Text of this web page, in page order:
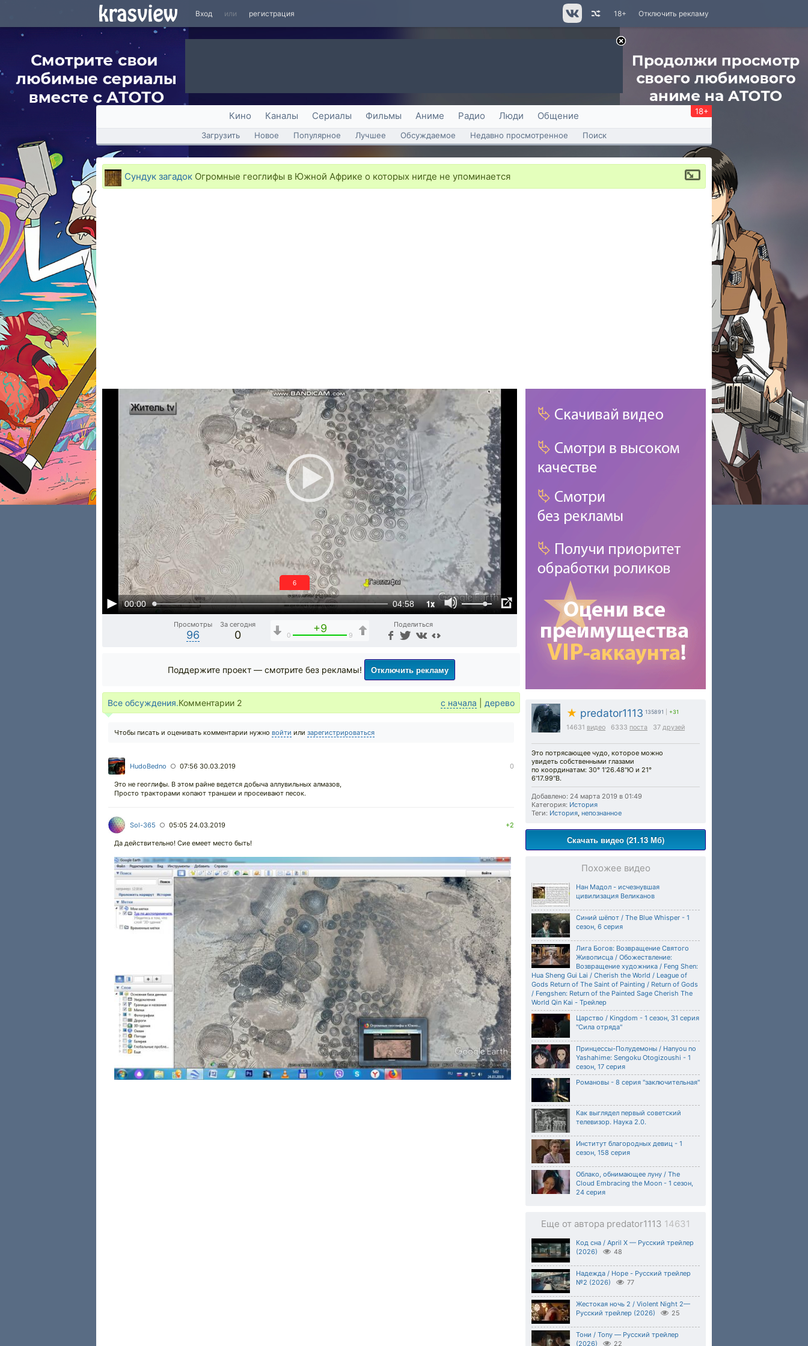
Вход или регистрация Отключить рекламу
18+
Кино Каналы Сериалы Фильмы Аниме Радио Люди Общение 18+
Загрузить Новое Популярное Лучшее Обсуждаемое Недавно просмотренное Поиск
Сундук загадок Огромные геоглифы в Южной Африке о которых нигде не упоминается
00:00 04:58 1x
5
Просмотры
96
За сегодня
0
+9
0 9
Поделиться
★ predator1113 135891 +31
14631 видео 6333 поста 37 друзей
Это потрясающее чудо, которое можно
увидеть собственными глазами
по координатам: 30° 1'26.48"Ю и 21°
6'17.99"В.
Добавлено: 24 марта 2019 в 01:49
Категория: История
Теги: История, непознанное
Скачать видео (21.13 Мб)
Похожее видео
Нан Мадол - исчезнувшая
цивилизация Великанов
Синий шёпот / The Blue Whisper - 1
сезон, 6 серия
Лига Богов: Возвращение Святого
Живописца / Обожествление:
Возвращение художника / Feng Shen:
Hua Sheng Gui Lai / Cherish the World / League of
Gods Return of The Saint of Painting / Return of Gods
/ Fengshen: Return of the Painted Sage Cherish The
World Qin Kai - Трейлер
Царство / Kingdom - 1 сезон, 31 серия
"Сила отряда"
Принцессы-Полудемоны / Hanyou no
Yashahime: Sengoku Otogizoushi - 1
сезон, 17 серия
Романовы - 8 серия "заключительная"
Как выглядел первый советский
телевизор. Наука 2.0.
Институт благородных девиц - 1
сезон, 158 серия
Облако, обнимающее луну / The
Cloud Embracing the Moon - 1 сезон,
24 серия
Еще от автора predator1113 14631
Код сна / April X — Русский трейлер
(2026)
48
Надежда / Hope - Русский трейлер
№2 (2026)
77
Жестокая ночь 2 / Violent Night 2—
Русский трейлер (2026)
25
Тони / Tony — Русский трейлер
(2026)
22
Поддержите проект — смотрите без рекламы! Отключить рекламу
Все обсуждения.Комментарии 2 с начала дерево
Чтобы писать и оценивать комментарии нужно войти или зарегистрироваться
HudoBedno ○ 07:56 30.03.2019 0
Это не геоглифы. В этом райне ведется добыча аллувильных алмазов,
Просто тракторами копают траншеи и просеивают песок.
Sol-365 ○ 05:05 24.03.2019 +2
Да действительно! Сие емеет место быть!